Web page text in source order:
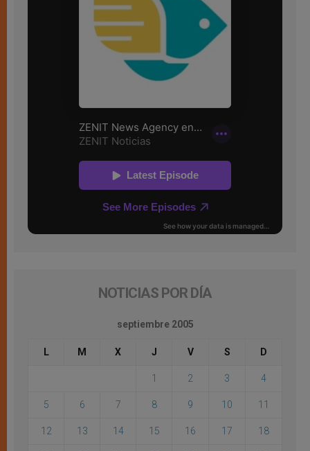
NOTICIAS POR DÍA
septiembre 2005
L M X J V S D
1 2 3 4
5 6 7 8 9 10 11
12 13 14 15 16 17 18